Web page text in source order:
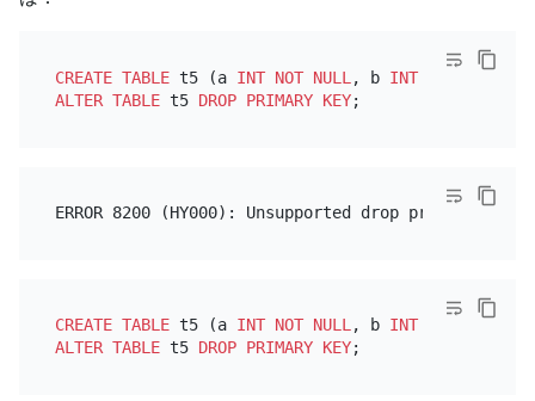
CREATE TABLE t5 (a INT NOT NULL , b INT
ALTER TABLE t5 DROP PRIMARY KEY
CREATE TABLE t5 (a INT NOT NULL, b INT NOT NULL
ALTER TABLE t5 DROP PRIMARY KEY